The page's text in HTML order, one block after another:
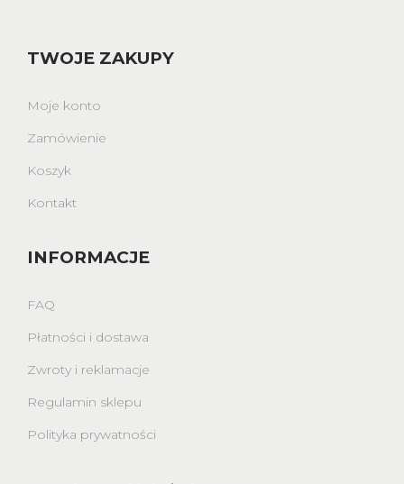
TWOJE ZAKUPY
Moje konto
Zamówienie
Koszyk
Kontakt
INFORMACJE
FAQ
Płatności i dostawa
Zwroty i reklamacje
Regulamin sklepu
Polityka prywatności